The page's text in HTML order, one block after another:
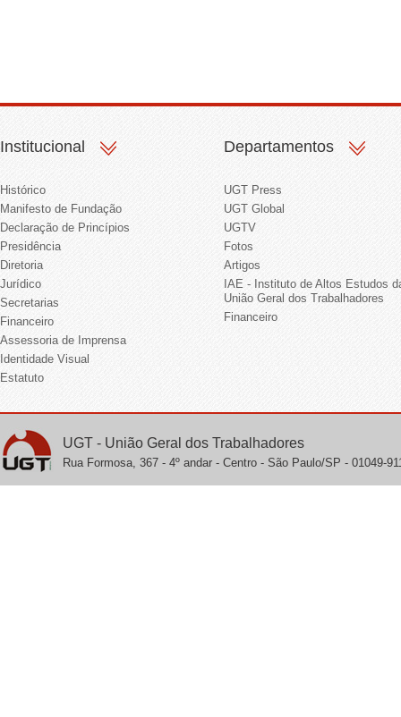
Institucional
Histórico
Manifesto de Fundação
Declaração de Princípios
Presidência
Diretoria
Jurídico
Secretarias
Financeiro
Assessoria de Imprensa
Identidade Visual
Estatuto
Departamentos
UGT Press
UGT Global
UGTV
Fotos
Artigos
IAE - Instituto de Altos Estudos
União Geral dos Trabalhadores
Financeiro
UGT - União Geral dos Trabalhadores
Rua Formosa, 367 - 4º andar - Centro - São Paulo/SP - 01049-